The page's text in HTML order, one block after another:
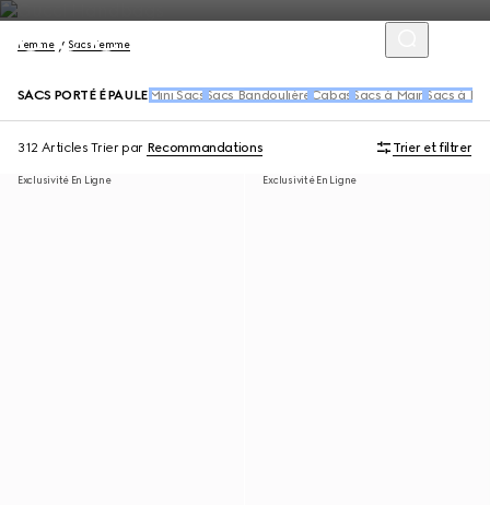
Femme Sacs Femme
SACS PORTÉ ÉPAULE Mini Sacs Sacs Bandoulière Cabas Sacs à Main Sacs à
312 Articles Trier par Recommandations Trier et filtrer
Exclusivité En Ligne Exclusivité En Ligne